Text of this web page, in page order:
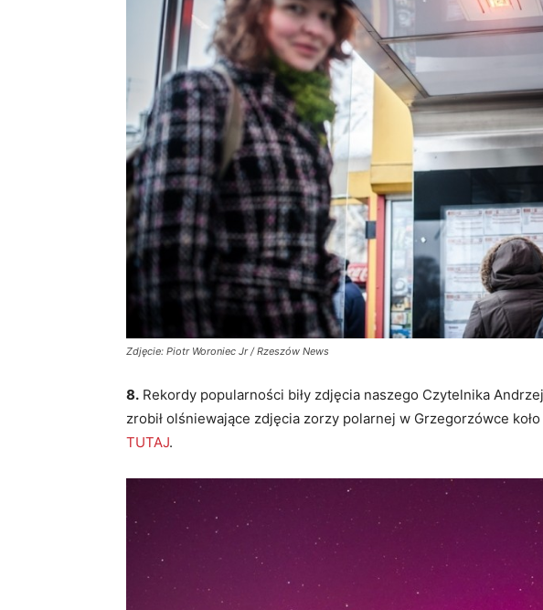
Zdjęcie: Piotr Woroniec Jr / Rzeszów News
8. Rekordy popularności biły zdjęcia naszego Czytelnika
zrobił olśniewające zdjęcia zorzy polarnej w Grzegorzówce
TUTAJ.